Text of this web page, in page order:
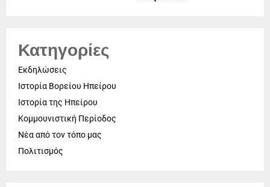
Κατηγορίες
Εκδηλώσεις
Ιστορία Βορείου Ηπείρου
Ιστορία της Ηπείρου
Κομμουνιστική Περίοδος
Νέα από τον τόπο μας
Πολιτισμός